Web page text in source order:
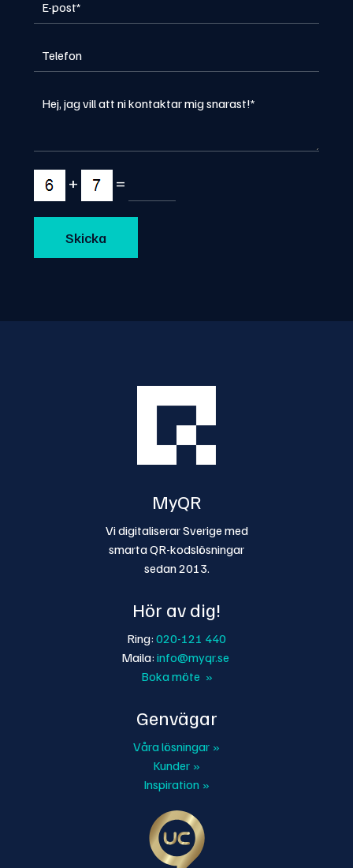
+ =
MyQR
Vi digitaliserar Sverige med
smarta QR-kodslösningar
sedan 2013.
Hör av dig!
Ring: 020-121 440
Maila: info@myqr.se
Boka möte »
Genvägar
Våra lösningar »
Kunder »
Inspiration »